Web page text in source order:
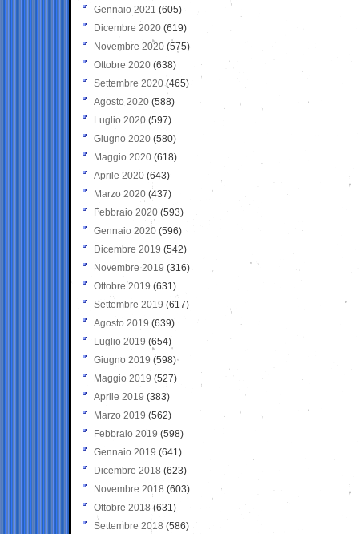
Gennaio 2021 (605)
Dicembre 2020 (619)
Novembre 2020 (575)
Ottobre 2020 (638)
Settembre 2020(465)
Agosto 2020 (588)
Luglio 2020 (597)
Giugno 2020 (580)
Maggio 2020 (618)
Aprile 2020 (643)
Marzo 2020 (437)
Febbraio 2020 (593)
Gennaio 2020 (596)
Dicembre 2019 (542)
Novembre 2019 (316)
Ottobre 2019 (631)
Settembre 2019 (617)
Agosto 2019 (639)
Luglio 2019 (654)
Giugno 2019 (598)
Maggio 2019 (527)
Aprile 2019 (383)
Marzo 2019 (562)
Febbraio 2019 (598)
Gennaio 2019 (641)
Dicembre 2018 (623)
Novembre 2018 (603)
Ottobre 2018 (631)
Settembre 2018 (586)